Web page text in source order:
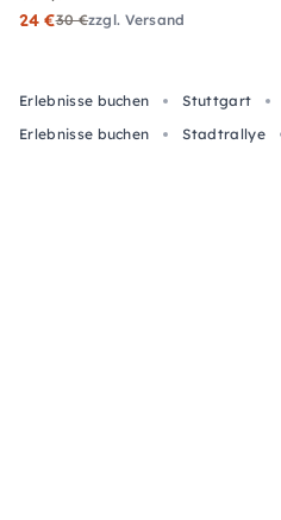
24 €30 €zzgl. Versand
Erlebnisse buchen Stuttgart
Erlebnisse buchen
Stadtrallye